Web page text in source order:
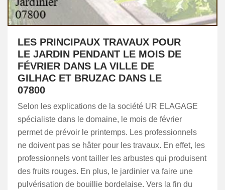
LES PRINCIPAUX TRAVAUX POUR
LE JARDIN PENDANT LE MOIS DE
FÉVRIER DANS LA VILLE DE
GILHAC ET BRUZAC DANS LE
07800
Selon les explications de la société UR ELAGAGE
spécialiste dans le domaine, le mois de février
permet de prévoir le printemps. Les professionnels
ne doivent pas se hâter pour les travaux. En effet, les
professionnels vont tailler les arbustes qui produisent
des fruits rouges. En plus, le jardinier va faire une
pulvérisation de bouillie bordelaise. Vers la fin du